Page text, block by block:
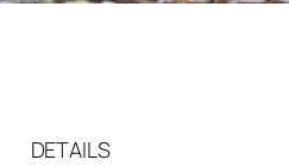
DETAILS